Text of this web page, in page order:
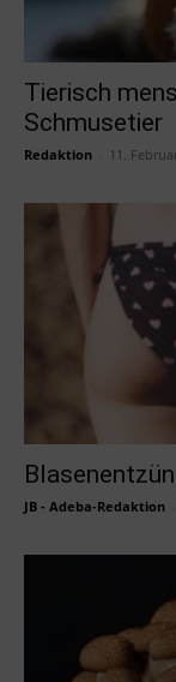
Tierisch
Schmusetier
Redaktion 11.
JB - Adeba-Redaktion